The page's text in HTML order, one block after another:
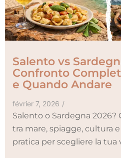
Salento vs
Confronto
e Quando Andare
février 7, 2026 /
Salento o Sardegna
tra mare, spiagge, cultura
pratica per scegliere la tua